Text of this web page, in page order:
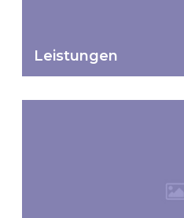
Leistungen